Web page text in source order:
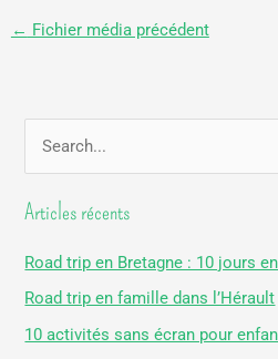
← Fichier média précédent
c
r
c
Articles récents
Road trip en Bretagne : 10 jours
Road trip en famille dans l’Hérault
10 activités sans écran pour